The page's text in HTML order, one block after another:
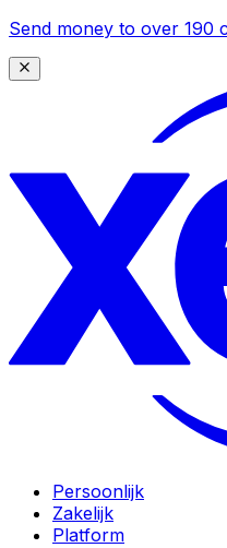
Send money to over 190
Persoonlijk
Zakelijk
Platform